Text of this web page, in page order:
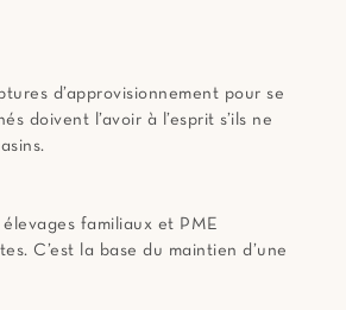
d’approvisionnement pour se
doivent l’avoir à l’esprit s’ils ne
familiaux et PME
C’est la base du maintien d’une